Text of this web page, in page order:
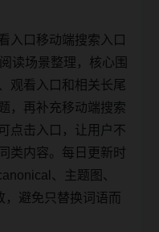
入口移动端搜索入口
读场景整理，核心围
观看入口和相关长尾
，再补充移动端搜索
点击入口，让用户不
类内容。每日更新时
、主题图、
，避免只替换词语而